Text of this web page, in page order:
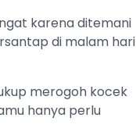
karena ditemani
di malam hari
merogoh kocek
hanya perlu